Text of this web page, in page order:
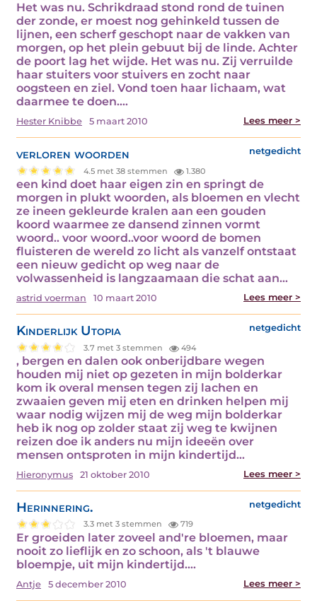
Het was nu. Schrikdraad stond rond de tuinen
der zonde, er moest nog gehinkeld tussen de
lijnen, een scherf geschopt naar de vakken van
morgen, op het plein gebuut bij de linde. Achter
de poort lag het wijde. Het was nu. Zij verruilde
haar stuiters voor stuivers en zocht naar
oogsteen en ziel. Vond toen haar lichaam, wat
daarmee te doen.…
Hester Knibbe 5 maart 2010 Lees meer >
verloren woorden netgedicht
4.5 met 38 stemmen 1.380
een kind doet haar eigen zin en springt de
morgen in plukt woorden, als bloemen en vlecht
ze ineen gekleurde kralen aan een gouden
koord waarmee ze dansend zinnen vormt
woord.. voor woord..voor woord de bomen
fluisteren de wereld zo licht als vanzelf ontstaat
een nieuw gedicht op weg naar de
volwassenheid is langzaamaan die schat aan…
astrid voerman 10 maart 2010 Lees meer >
Kinderlijk Utopia netgedicht
3.7 met 3 stemmen 494
, bergen en dalen ook onberijdbare wegen
houden mij niet op gezeten in mijn bolderkar
kom ik overal mensen tegen zij lachen en
zwaaien geven mij eten en drinken helpen mij
waar nodig wijzen mij de weg mijn bolderkar
heb ik nog op zolder staat zij weg te kwijnen
reizen doe ik anders nu mijn ideeën over
mensen ontsproten in mijn kindertijd…
Hieronymus 21 oktober 2010 Lees meer >
Herinnering. netgedicht
3.3 met 3 stemmen 719
Er groeiden later zoveel and're bloemen, maar
nooit zo lieflijk en zo schoon, als 't blauwe
bloempje, uit mijn kindertijd.…
Antje 5 december 2010 Lees meer >